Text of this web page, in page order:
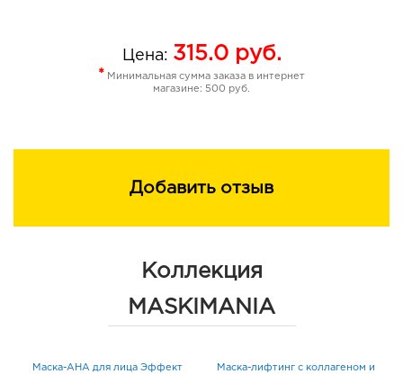
Цена: 315.0руб.
* Минимальная сумма заказа в интернет
магазине: 500 руб.
Добавить отзыв
Коллекция
MASKIMANIA
Маска-AHA для лица Эффект
Маска-лифтинг с коллагеном и